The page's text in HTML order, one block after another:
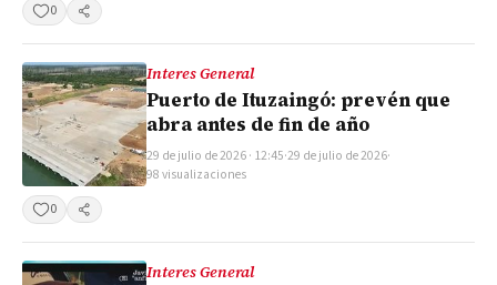
0
Compartir
Interes General
Puerto de Ituzaingó: prevén que
abra antes de fin de año
29 de julio de 2026 · 12:45·29 de julio de 2026·
98 visualizaciones
0
Compartir
Interes General